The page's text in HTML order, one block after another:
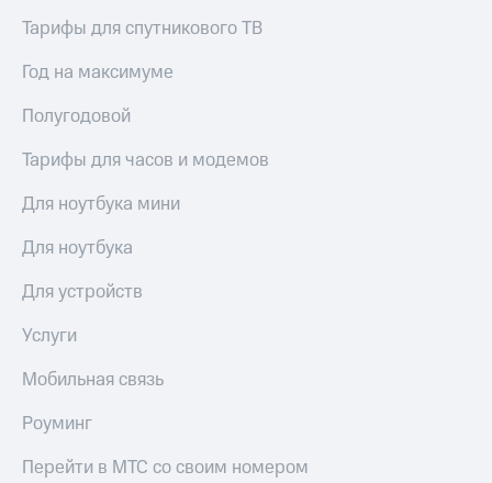
Тарифы для спутникового ТВ
Год на максимуме
Полугодовой
Тарифы для часов и модемов
Для ноутбука мини
Для ноутбука
Для устройств
Услуги
Мобильная связь
Роуминг
Перейти в МТС со своим номером